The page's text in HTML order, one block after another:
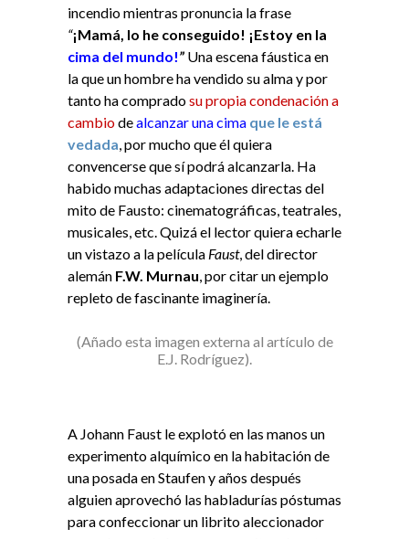
incendio mientras pronuncia la frase
“¡Mamá, lo he conseguido! ¡Estoy en la
cima del mundo!” Una escena fáustica en
la que un hombre ha vendido su alma y por
tanto ha compradosu propia condenación a
cambiodealcanzar una cima que le está
vedada , por mucho que él quiera
convencerse que sí podrá alcanzarla. Ha
habido muchas adaptaciones directas del
mito de Fausto: cinematográficas, teatrales,
musicales, etc. Quizá el lector quiera echarle
un vistazo a la película Faust, del director
alemán F.W. Murnau , por citar un ejemplo
repleto de fascinante imaginería.
(Añado esta imagen externa al artículo de
E.J. Rodríguez).
A Johann Faust le explotó en las manos un
experimento alquímico en la habitación de
una posada en Staufen y años después
alguien aprovechó las habladurías póstumas
para confeccionar un librito aleccionador